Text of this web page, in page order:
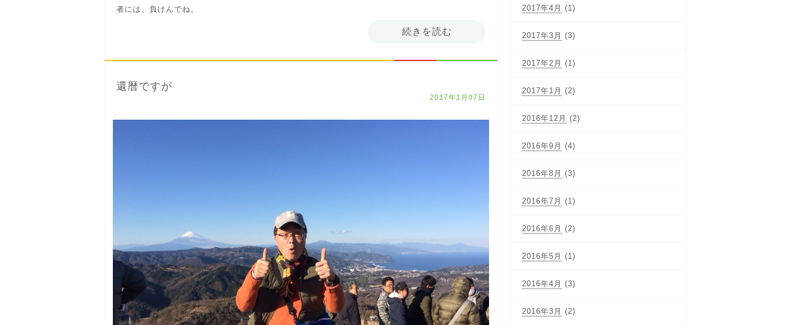
者には、負けんでね。
続きを読む
還暦ですが
2017年1月07日
2017年4月 (1)
2017年3月 (3)
2017年2月 (1)
2017年1月 (2)
2016年12月 (2)
2016年9月 (4)
2016年8月 (3)
2016年7月 (1)
2016年6月 (2)
2016年5月 (1)
2016年4月 (3)
2016年3月 (2)